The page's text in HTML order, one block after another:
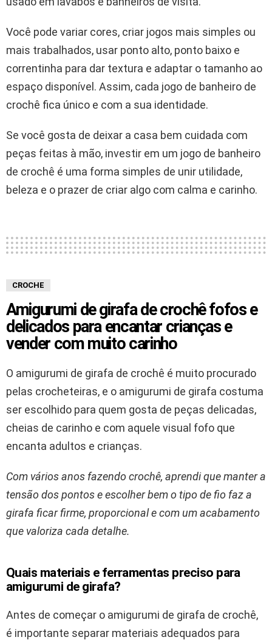
Você pode variar cores, criar jogos mais simples ou
mais trabalhados, usar ponto alto, ponto baixo e
correntinha para dar textura e adaptar o tamanho ao
espaço disponível. Assim, cada jogo de banheiro de
crochê fica único e com a sua identidade.
Se você gosta de deixar a casa bem cuidada com
peças feitas à mão, investir em um jogo de banheiro
de crochê é uma forma simples de unir utilidade,
beleza e o prazer de criar algo com calma e carinho.
CROCHE
Amigurumi de girafa de crochê fofos e
delicados para encantar crianças e
vender com muito carinho
O amigurumi de girafa de crochê é muito procurado
pelas crocheteiras, e o amigurumi de girafa costuma
ser escolhido para quem gosta de peças delicadas,
cheias de carinho e com aquele visual fofo que
encanta adultos e crianças.
Com vários anos fazendo crochê, aprendi que manter a
tensão dos pontos e escolher bem o tipo de fio faz a
girafa ficar firme, proporcional e com um acabamento
que valoriza cada detalhe.
Quais materiais e ferramentas preciso para
amigurumi de girafa?
Antes de começar o amigurumi de girafa de crochê,
é importante separar materiais adequados para